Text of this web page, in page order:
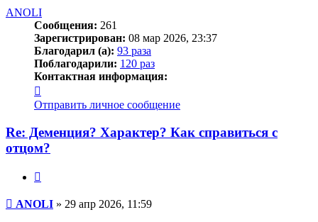
началу
ANOLI
Сообщения: 261
Зарегистрирован: 08 мар 2026, 23:37
Благодарил (а): 93 раза
Поблагодарили: 120 раз
Контактная информация:
информация
пользователя
Отправить личное сообщение
Re: Деменция? Характер? Как справиться с
отцом?
Сообщение
ANOLI » 29 апр 2026, 11:59